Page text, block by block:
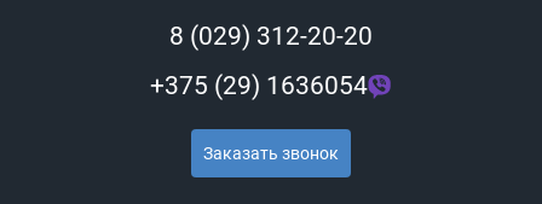
8 (029) 312-20-20
+375 (29) 1636054
Заказать звонок